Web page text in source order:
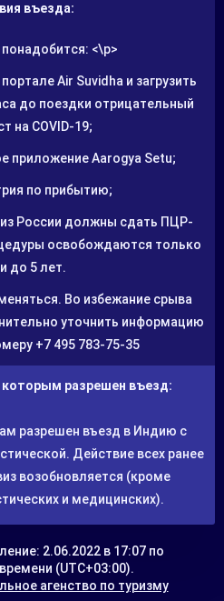
въезда:
<\p>
Air Suvidha и загрузить
до поездки отрицательный
на COVID-19;
приложение Aarogya Setu;
по прибытию;
России должны сдать ПЦР-
освобождаются только
до 5 лет.
Во избежание срыва
уточнить информацию
+7 495 783-75-35
которым разрешен въезд:
разрешен въезд в Индию с
Действие всех ранее
возобновляется (кроме
и медицинских).
2.06.2022 в 17:07 по
(UTC+03:00).
агенство по туризму